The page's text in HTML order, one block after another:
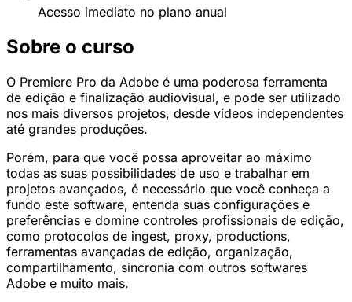
Acesso imediato no plano anual
Sobre o curso
O Premiere Pro da Adobe é uma poderosa ferramenta
de edição e finalização audiovisual, e pode ser utilizado
nos mais diversos projetos, desde vídeos independentes
até grandes produções.
Porém, para que você possa aproveitar ao máximo
todas as suas possibilidades de uso e trabalhar em
projetos avançados, é necessário que você conheça a
fundo este software, entenda suas configurações e
preferências e domine controles profissionais de edição,
como protocolos de ingest, proxy, productions,
ferramentas avançadas de edição, organização,
compartilhamento, sincronia com outros softwares
Adobe e muito mais.